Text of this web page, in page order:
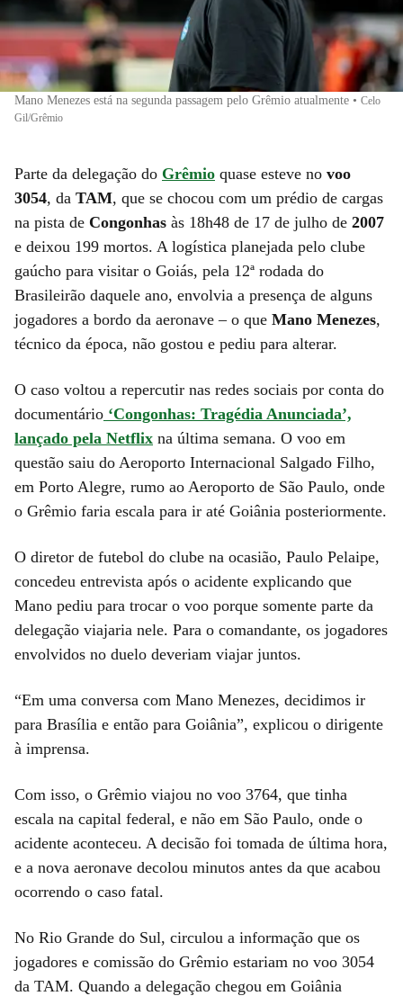
Mano Menezes está na segunda passagem pelo Grêmio atualmente • Celo
Gil/Grêmio
Parte da delegação do Grêmio quase esteve no voo
3054, da TAM, que se chocou com um prédio de cargas
na pista de Congonhas às 18h48 de 17 de julho de 2007
e deixou 199 mortos. A logística planejada pelo clube
gaúcho para visitar o Goiás, pela 12ª rodada do
Brasileirão daquele ano, envolvia a presença de alguns
jogadores a bordo da aeronave – o que Mano Menezes,
técnico da época, não gostou e pediu para alterar.
O caso voltou a repercutir nas redes sociais por conta do
documentário ‘Congonhas: Tragédia Anunciada’,
lançado pela Netflix na última semana. O voo em
questão saiu do Aeroporto Internacional Salgado Filho,
em Porto Alegre, rumo ao Aeroporto de São Paulo, onde
o Grêmio faria escala para ir até Goiânia posteriormente.
O diretor de futebol do clube na ocasião, Paulo Pelaipe,
concedeu entrevista após o acidente explicando que
Mano pediu para trocar o voo porque somente parte da
delegação viajaria nele. Para o comandante, os jogadores
envolvidos no duelo deveriam viajar juntos.
“Em uma conversa com Mano Menezes, decidimos ir
para Brasília e então para Goiânia”, explicou o dirigente
à imprensa.
Com isso, o Grêmio viajou no voo 3764, que tinha
escala na capital federal, e não em São Paulo, onde o
acidente aconteceu. A decisão foi tomada de última hora,
e a nova aeronave decolou minutos antes da que acabou
ocorrendo o caso fatal.
No Rio Grande do Sul, circulou a informação que os
jogadores e comissão do Grêmio estariam no voo 3054
da TAM. Quando a delegação chegou em Goiânia